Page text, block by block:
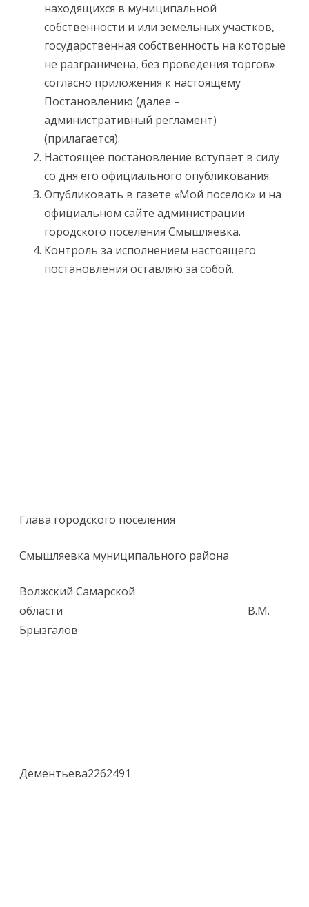
находящихся в муниципальной
собственности и или земельных участков,
государственная собственность на которые
не разграничена, без проведения торгов»
согласно приложения к настоящему
Постановлению (далее –
административный регламент)
(прилагается).
Настоящее постановление вступает в силу
со дня его официального опубликования.
Опубликовать в газете «Мой поселок» и на
официальном сайте администрации
городского поселения Смышляевка.
Контроль за исполнением настоящего
постановления оставляю за собой.
Глава городского поселения
Смышляевка муниципального района
Волжский Самарской
области В.М.
Брызгалов
Дементьева2262491